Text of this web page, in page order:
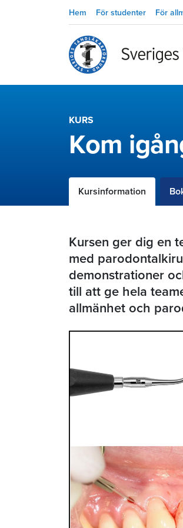
Hem För studenter För
KURS
Kom
Kursinformation
Kursen ger dig en
med
demonstrationer
till att ge hela
allmänhet och